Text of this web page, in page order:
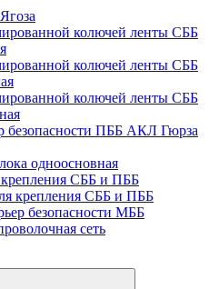
колючей ленты СББ
колючей ленты СББ
колючей ленты СББ
безопасности ПББ АКЛ Гюрза
одноосновная
СББ и ПББ
крепления СББ и ПББ
безопасности МББ
сеть